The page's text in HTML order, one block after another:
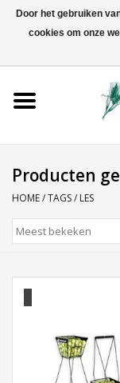
Tenniskleding
Producten
HOME/TAGS/ LES
Door het gebruiken
cookies om onze